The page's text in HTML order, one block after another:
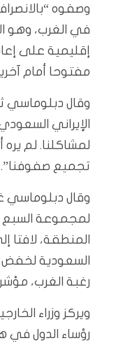
وصفوه
في الغرب، وهو
إقليمية على
مفتوحا أمام
وقال دبلوماسي
الإيراني
لمشاكلنا. لم يره
تجميع صفوفنا”.
وقال دبلوماسي
لمجموعة السبع
المنطقة، لافتا
السعودية
رغبة الغرب،
ويركز وزراء
رؤساء الدول في